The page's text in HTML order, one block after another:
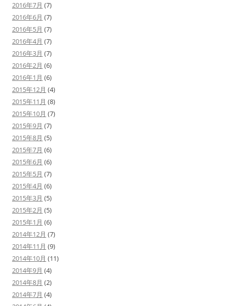
2016年7月 (7)
2016年6月 (7)
2016年5月 (7)
2016年4月 (7)
2016年3月 (7)
2016年2月 (6)
2016年1月 (6)
2015年12月 (4)
2015年11月 (8)
2015年10月 (7)
2015年9月 (7)
2015年8月 (5)
2015年7月 (6)
2015年6月 (6)
2015年5月 (7)
2015年4月 (6)
2015年3月 (5)
2015年2月 (5)
2015年1月 (6)
2014年12月 (7)
2014年11月 (9)
2014年10月 (11)
2014年9月 (4)
2014年8月 (2)
2014年7月 (4)